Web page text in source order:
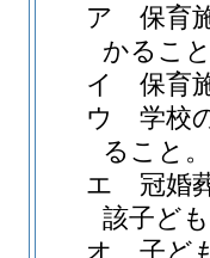
ア
保育
かるこ
イ
保育
ウ
学校
ること。
エ
冠婚
該子ど
オ
子ど